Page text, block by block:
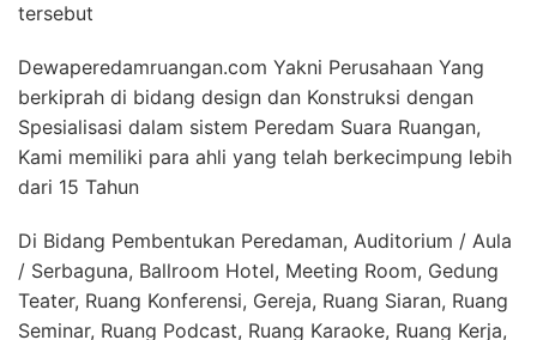
tersebut
Dewaperedamruangan.com Yakni Perusahaan Yang
berkiprah di bidang design dan Konstruksi dengan
Spesialisasi dalam sistem Peredam Suara Ruangan,
Kami memiliki para ahli yang telah berkecimpung lebih
dari 15 Tahun
Di Bidang Pembentukan Peredaman, Auditorium / Aula
/ Serbaguna, Ballroom Hotel, Meeting Room, Gedung
Teater, Ruang Konferensi, Gereja, Ruang Siaran, Ruang
Seminar, Ruang Podcast, Ruang Karaoke, Ruang Kerja,